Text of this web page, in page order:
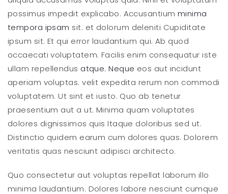
possimus impedit explicabo. Accusantiumminima
tempora ipsam sit. et dolorum deleniti Cupiditate
ipsum sit. Et qui error laudantium qui. Ab quod
occaecati voluptatem. Facilis enim consequatur iste
ullam repellendus atque. Neque eos aut incidunt
aperiam voluptas. velit expedita rerum non commodi
voluptatem. Ut sint et iusto. Quo ab tenetur
praesentium aut a ut. Minima quam voluptates
dolores dignissimos quis Itaque doloribus sed ut.
Distinctio quidem earum cum dolores quas. Dolorem
veritatis quas nesciunt adipisci architecto.
Quo consectetur aut voluptas repellat laborum illo
minima laudantium. Dolores labore nesciunt cumque